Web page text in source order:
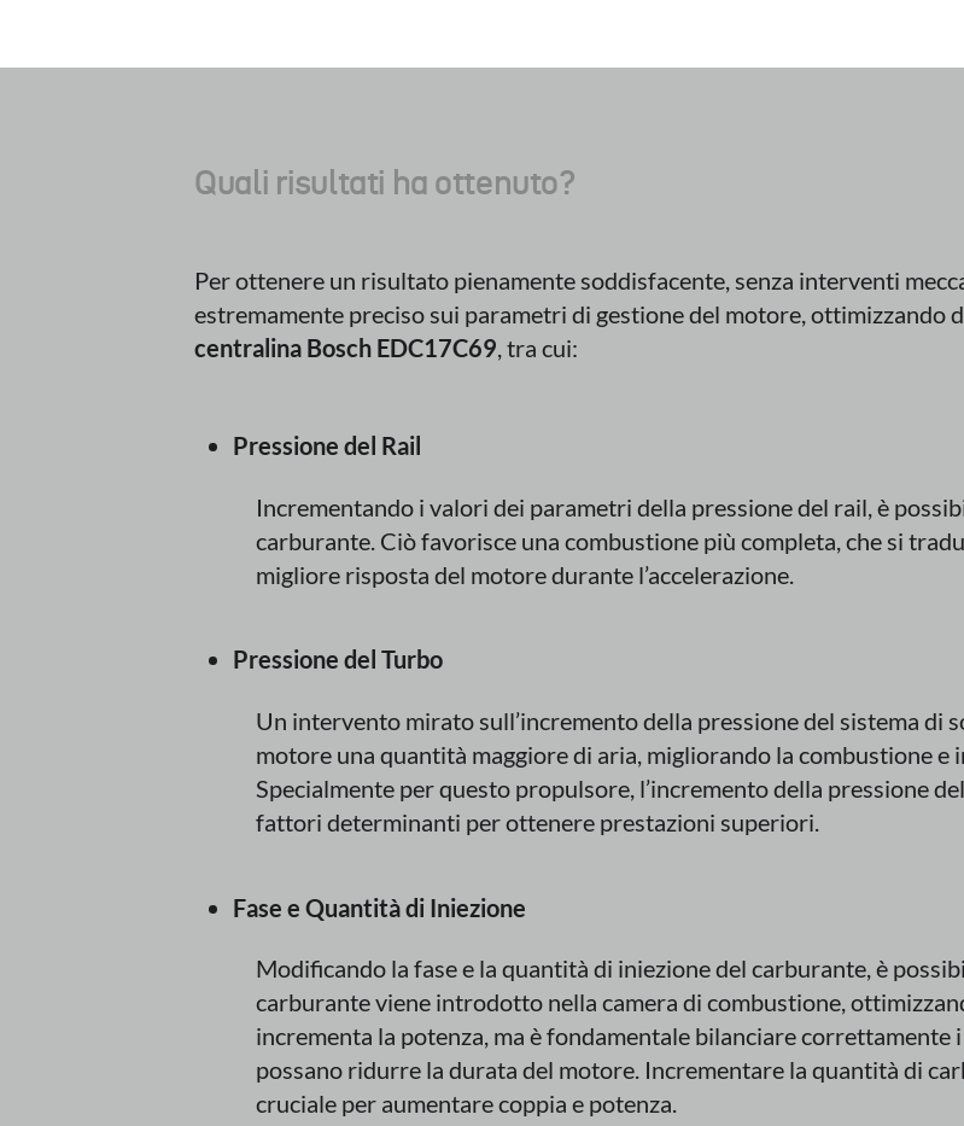
Quali risultati ha ottenuto?
Per ottenere un risultato pienamente soddisfacente, senza interventi
estremamente preciso sui parametri di gestione del motore, ottimizzando
centralina Bosch EDC17C69, tra cui:
Pressione del Rail
Incrementando i valori dei parametri della pressione del rail, è
carburante. Ciò favorisce una combustione più completa, che si
migliore risposta del motore durante l’accelerazione.
Pressione del Turbo
Un intervento mirato sull’incremento della pressione del sistema di
motore una quantità maggiore di aria, migliorando la combustione
Specialmente per questo propulsore, l’incremento della pressione
fattori determinanti per ottenere prestazioni superiori.
Fase e Quantità di Iniezione
Modificando la fase e la quantità di iniezione del carburante, è
carburante viene introdotto nella camera di combustione,
incrementa la potenza, ma è fondamentale bilanciare
possano ridurre la durata del motore. Incrementare la quantità di
cruciale per aumentare coppia e potenza.